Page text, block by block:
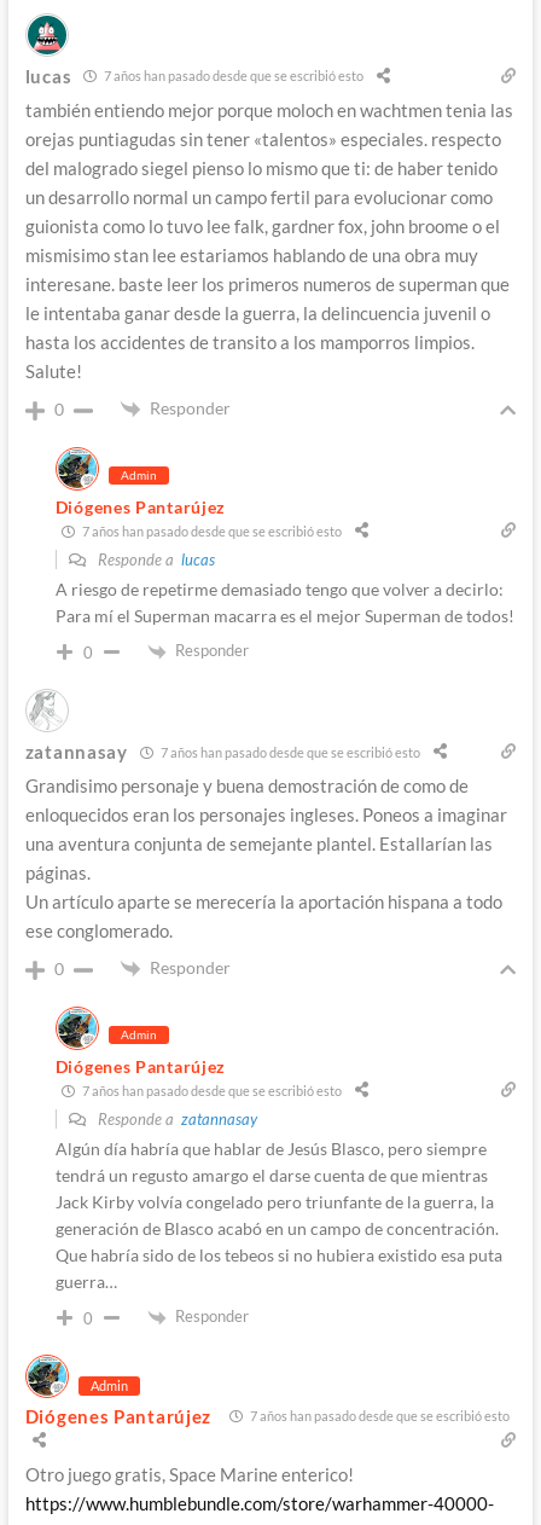
lucas 7 años han pasado desde que se escribió esto
también entiendo mejor porque moloch en wachtmen tenia las
orejas puntiagudas sin tener «talentos» especiales. respecto
del malogrado siegel pienso lo mismo que ti: de haber tenido
un desarrollo normal un campo fertil para evolucionar como
guionista como lo tuvo lee falk, gardner fox, john broome o el
mismisimo stan lee estariamos hablando de una obra muy
interesane. baste leer los primeros numeros de superman que
le intentaba ganar desde la guerra, la delincuencia juvenil o
hasta los accidentes de transito a los mamporros limpios.
Salute!
0 Responder
Admin
Diógenes Pantarújez
7 años han pasado desde que se escribió esto
Responde a lucas
A riesgo de repetirme demasiado tengo que volver a decirlo:
Para mí el Superman macarra es el mejor Superman de todos!
0 Responder
zatannasay 7 años han pasado desde que se escribió esto
Grandisimo personaje y buena demostración de como de
enloquecidos eran los personajes ingleses. Poneos a imaginar
una aventura conjunta de semejante plantel. Estallarían las
páginas.
Un artículo aparte se merecería la aportación hispana a todo
ese conglomerado.
0 Responder
Admin
Diógenes Pantarújez
7 años han pasado desde que se escribió esto
Responde a zatannasay
Algún día habría que hablar de Jesús Blasco, pero siempre
tendrá un regusto amargo el darse cuenta de que mientras
Jack Kirby volvía congelado pero triunfante de la guerra, la
generación de Blasco acabó en un campo de concentración.
Que habría sido de los tebeos si no hubiera existido esa puta
guerra…
0 Responder
Admin
Diógenes Pantarújez 7 años han pasado desde que se escribió esto
Otro juego gratis, Space Marine enterico!
https://www.humblebundle.com/store/warhammer-40000-